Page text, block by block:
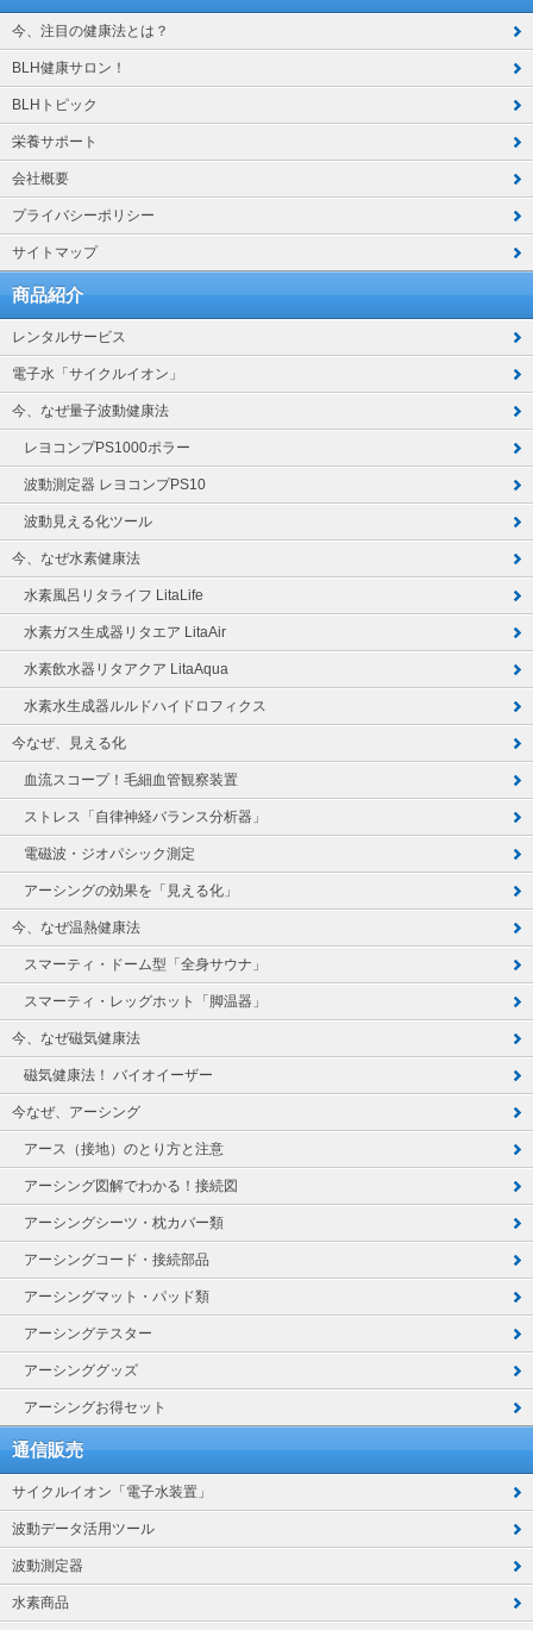
今、注目の健康法とは？
BLH健康サロン！
BLHトピック
栄養サポート
会社概要
プライバシーポリシー
サイトマップ
商品紹介
レンタルサービス
電子水「サイクルイオン」
今、なぜ量子波動健康法
レヨコンプPS1000ポラー
波動測定器 レヨコンプPS10
波動見える化ツール
今、なぜ水素健康法
水素風呂リタライフ LitaLife
水素ガス生成器リタエア LitaAir
水素飲水器リタアクア LitaAqua
水素水生成器ルルドハイドロフィクス
今なぜ、見える化
血流スコープ！毛細血管観察装置
ストレス「自律神経バランス分析器」
電磁波・ジオパシック測定
アーシングの効果を「見える化」
今、なぜ温熱健康法
スマーティ・ドーム型「全身サウナ」
スマーティ・レッグホット「脚温器」
今、なぜ磁気健康法
磁気健康法！ バイオイーザー
今なぜ、アーシング
アース（接地）のとり方と注意
アーシング図解でわかる！接続図
アーシングシーツ・枕カバー類
アーシングコード・接続部品
アーシングマット・パッド類
アーシングテスター
アーシンググッズ
アーシングお得セット
通信販売
サイクルイオン「電子水装置」
波動データ活用ツール
波動測定器
水素商品